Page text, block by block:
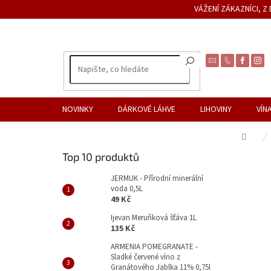
na
VÁŽENÍ ZÁKAZNÍCI, Z
NOVINKY DÁRKOVÉ LÁHVE LIHOVINY
Domů
Top 10 produktů
JERMUK - Přírodní minerální
voda 0,5L
49 Kč
Ijevan Meruňková šťáva 1L
135 Kč
ARMENIA POMEGRANATE -
Sladké červené víno z
Granátového Jablka 11% 0,75l